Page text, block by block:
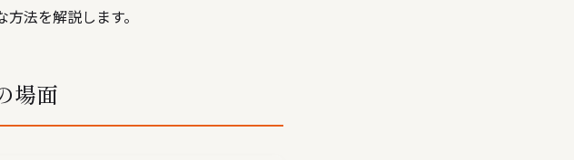
法を解説します。
場面